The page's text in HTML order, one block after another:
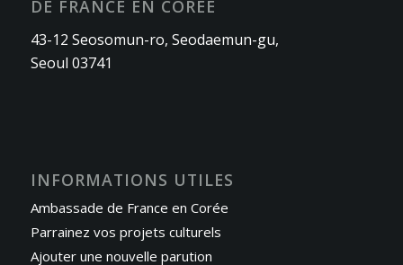
DE FRANCE EN CORÉE
43-12 Seosomun-ro, Seodaemun-gu,
Seoul 03741
INFORMATIONS UTILES
Ambassade de France en Corée
Parrainez vos projets culturels
Ajouter une nouvelle parution